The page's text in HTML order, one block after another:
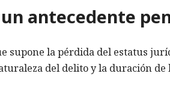
antecedente
supone la pérdida del estatus
del delito y la duración de